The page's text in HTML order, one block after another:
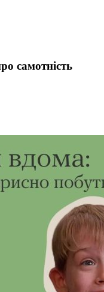
самотність